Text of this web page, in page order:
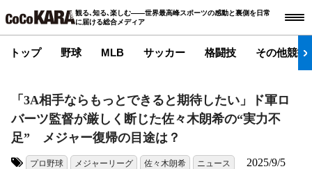
観る､知る､楽しむ――世界最高峰スポーツの感動と裏側を日常
に届ける総合メディア
トップ 野球 MLB サッカー 格闘技 その他競技
「3A相手ならもっとできると期待したい」ド軍ロ
バーツ監督が厳しく断じた佐々木朗希の“実力不
足” メジャー復帰の目途は？
プロ野球 メジャーリーグ 佐々木朗希 ニュース 2025/9/5